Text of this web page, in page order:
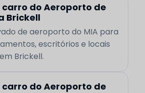
carro do Aeroporto de
Brickell
de aeroporto do MIA para
escritórios e locais
Brickell.
carro do Aeroporto de